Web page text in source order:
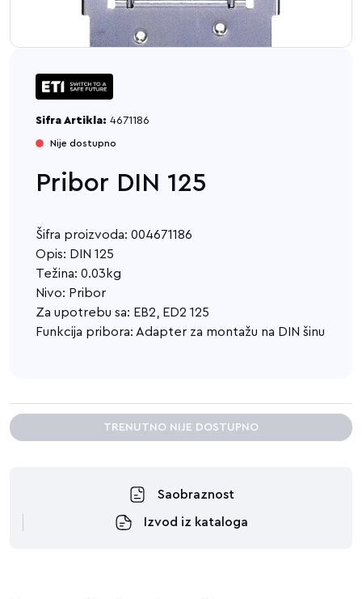
Sifra Artikla: 4671186
Nije dostupno
Pribor DIN 125
Šifra proizvoda: 004671186
Opis: DIN 125
Težina: 0.03kg
Nivo: Pribor
Za upotrebu sa: EB2, ED2 125
Funkcija pribora: Adapter za montažu na DIN šinu
TRENUTNO NIJE DOSTUPNO
Saobraznost
Izvod iz kataloga